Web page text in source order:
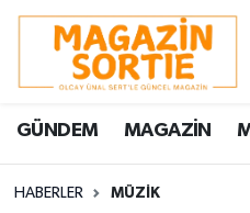
GÜNDEM MAGAZİN
HABERLER MÜZİK
Nöbetçi Eczaneler
Hava Durumu
Trafik Durumu